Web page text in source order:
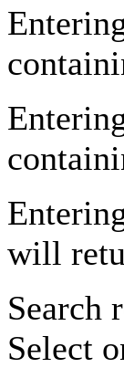
will
Search
Select